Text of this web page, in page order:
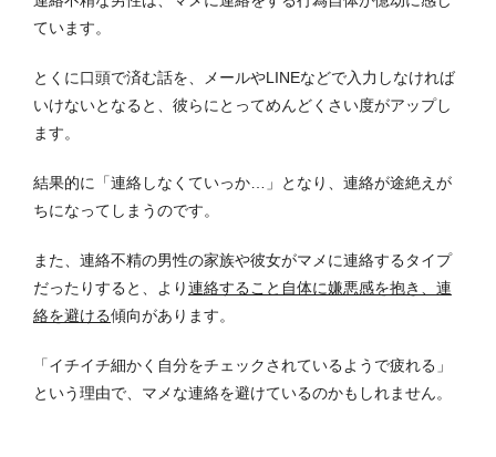
ています。
とくに口頭で済む話を、メールやLINEなどで入力しなければ
いけないとなると、彼らにとってめんどくさい度がアップし
ます。
結果的に「連絡しなくていっか…」となり、連絡が途絶えが
ちになってしまうのです。
また、連絡不精の男性の家族や彼女がマメに連絡するタイプ
だったりすると、より連絡すること自体に嫌悪感を抱き、連
絡を避ける傾向があります。
「イチイチ細かく自分をチェックされているようで疲れる」
という理由で、マメな連絡を避けているのかもしれません。